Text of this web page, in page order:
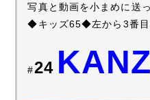
写真と動画を小まめに送
◆キッズ65◆左から3番目
#24